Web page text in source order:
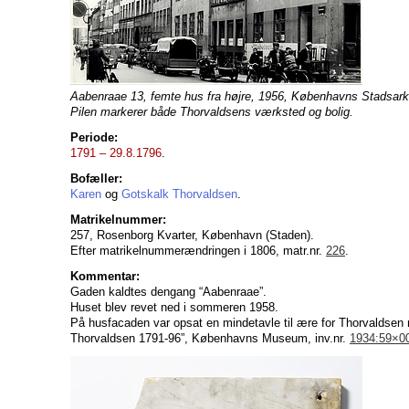
Aabenraae 13, femte hus fra højre, 1956, Københavns
Pilen markerer både Thorvaldsens værksted og bolig.
Periode:
1791 – 29.8.1796
Bofæller:
Karen og Gotskalk Thorvaldsen
Matrikelnummer:
257, Rosenborg Kvarter, København (Staden).
Efter matrikelnummerændringen i 1806, matr.nr. 226
Kommentar:
Gaden kaldtes dengang “Aabenraae”.
Huset blev revet ned i sommeren 1958.
På husfacaden var opsat en mindetavle til ære for Thorvaldsen
Thorvaldsen 1791-96”, Københavns Museum, inv.nr.